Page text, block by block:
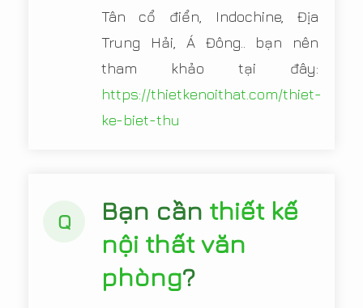
Tân cổ điển, Indochine, Địa
Trung Hải, Á Đông.. bạn nên
tham khảo tại đây:
https://thietkenoithat.com/thiet-
ke-biet-thu
Q Bạn cần thiết kế
nội thất văn
phòng?